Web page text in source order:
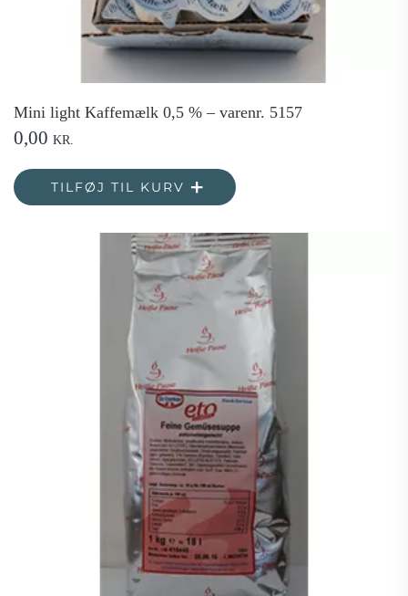
Mini light Kaffemælk 0,5 % – varenr. 5157
0,00 KR.
TILFØJ TIL KURV